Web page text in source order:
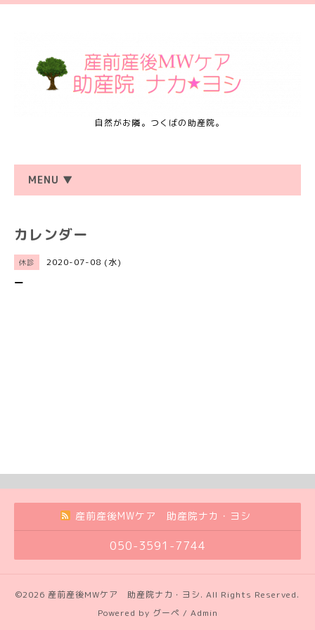
自然がお隣。つくばの助産院。
MENU ▼
カレンダー
休診 2020-07-08 (水)
ー
産前産後MWケア 助産院ナカ・ヨシ
050-3591-7744
©2026 産前産後MWケア 助産院ナカ・ヨシ. All Rights Reserved.
Powered by グーペ / Admin